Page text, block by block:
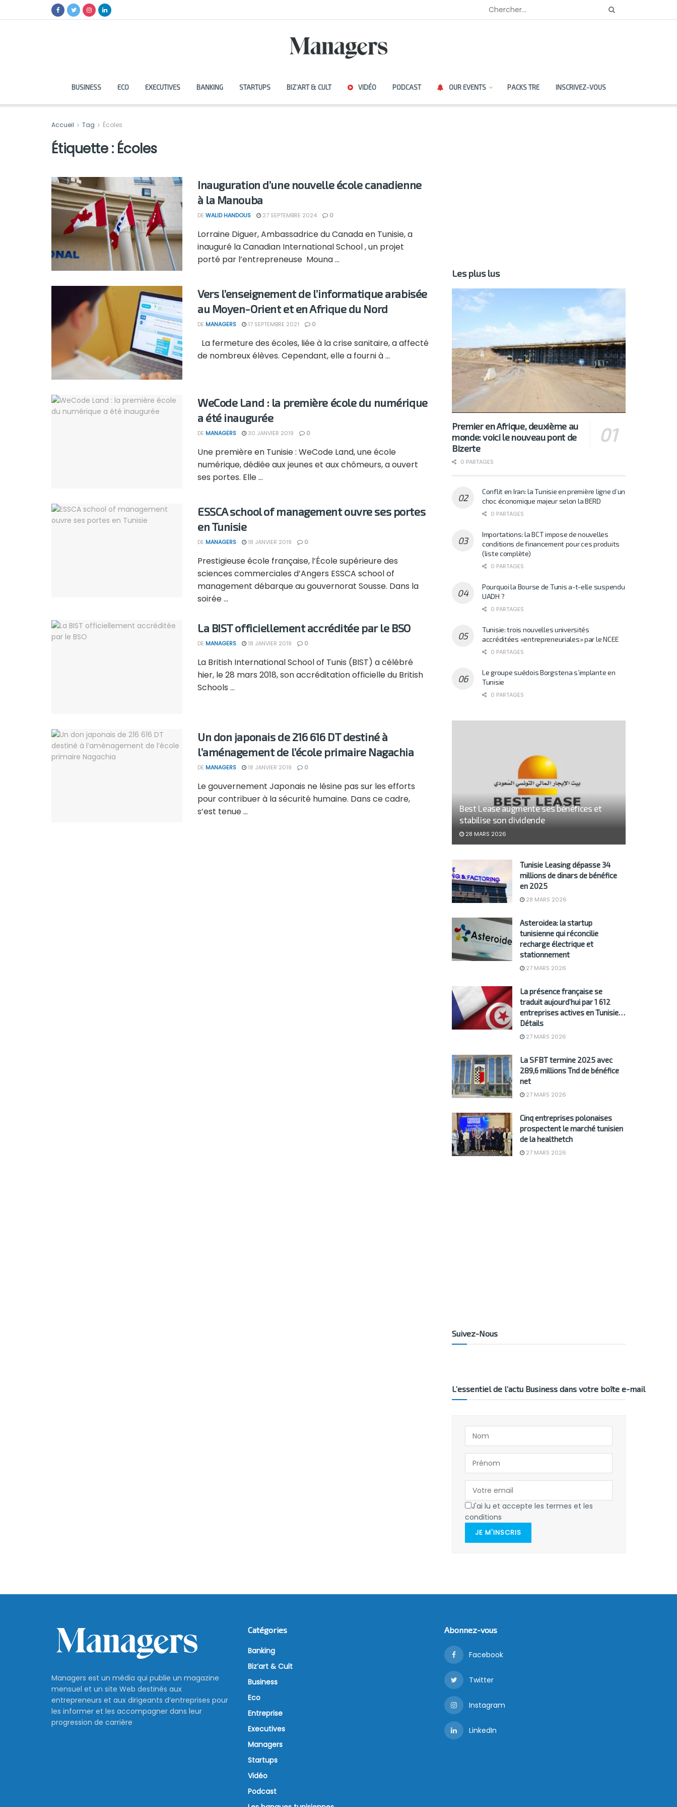
BUSINESS ECO EXECUTIVES BANKING STARTUPS BIZ’ART & CULT VIDÉO PODCAST OUR EVENTS PACKS TRE INSCRIVEZ-VOUS
Accueil Tag Écoles
Étiquette : Écoles
Inauguration d’une nouvelle école canadienne
à la Manouba
DE WALID HANDOUS 27 SEPTEMBRE 2024 0
Lorraine Diguer, Ambassadrice du Canada en Tunisie, a
inauguré la Canadian International School , un projet
porté par l’entrepreneuse Mouna ...
Vers l’enseignement de l’informatique arabisée
au Moyen-Orient et en Afrique du Nord
DE MANAGERS 17 SEPTEMBRE 2021 0
La fermeture des écoles, liée à la crise sanitaire, a affecté
de nombreux élèves. Cependant, elle a fourni à ...
WeCode Land : la première école du numérique
a été inaugurée
DE MANAGERS 30 JANVIER 2019 0
Une première en Tunisie : WeCode Land, une école
numérique, dédiée aux jeunes et aux chômeurs, a ouvert
ses portes. Elle ...
ESSCA school of management ouvre ses portes
en Tunisie
DE MANAGERS 18 JANVIER 2019 0
Prestigieuse école française, l’École supérieure des
sciences commerciales d’Angers ESSCA school of
management débarque au gouvernorat Sousse. Dans la
soirée ...
La BIST officiellement accréditée par le BSO
DE MANAGERS 18 JANVIER 2019 0
La British International School of Tunis (BIST) a célébré
hier, le 28 mars 2018, son accréditation officielle du British
Schools ...
Un don japonais de 216 616 DT destiné à
l’aménagement de l’école primaire Nagachia
DE MANAGERS 18 JANVIER 2019 0
Le gouvernement Japonais ne lésine pas sur les efforts
pour contribuer à la sécurité humaine. Dans ce cadre,
s’est tenue ...
Les plus lus
Premier en Afrique, deuxième au
monde: voici le nouveau pont de
Bizerte
0 PARTAGES
Conflit en Iran: la Tunisie en première ligne d’un
choc économique majeur selon la BERD
0 PARTAGES
Importations: la BCT impose de nouvelles
conditions de financement pour ces produits
(liste complète)
0 PARTAGES
Pourquoi la Bourse de Tunis a-t-elle suspendu
UADH ?
0 PARTAGES
Tunisie: trois nouvelles universités
accréditées «entrepreneuriales» par le NCEE
0 PARTAGES
Le groupe suédois Borgstena s’implante en
Tunisie
0 PARTAGES
Best Lease augmente ses bénéfices et
stabilise son dividende
28 MARS 2026
Tunisie Leasing dépasse 34
millions de dinars de bénéfice
en 2025
28 MARS 2026
Asteroidea: la startup
tunisienne qui réconcilie
recharge électrique et
stationnement
27 MARS 2026
La présence française se
traduit aujourd’hui par 1 612
entreprises actives en Tunisie…
Détails
27 MARS 2026
La SFBT termine 2025 avec
289,6 millions Tnd de bénéfice
net
27 MARS 2026
Cinq entreprises polonaises
prospectent le marché tunisien
de la healthetch
27 MARS 2026
Suivez-Nous
L’essentiel de l’actu Business dans votre boîte e-mail
J'ai lu et accepte les termes et les
conditions
JE M'INSCRIS
Managers est un média qui publie un magazine
mensuel et un site Web destinés aux
entrepreneurs et aux dirigeants d’entreprises pour
les informer et les accompagner dans leur
progression de carrière
Catégories
Banking
Biz’art & Cult
Business
Eco
Entreprise
Executives
Managers
Startups
Vidéo
Podcast
Abonnez-vous
Facebook
Twitter
Instagram
LinkedIn